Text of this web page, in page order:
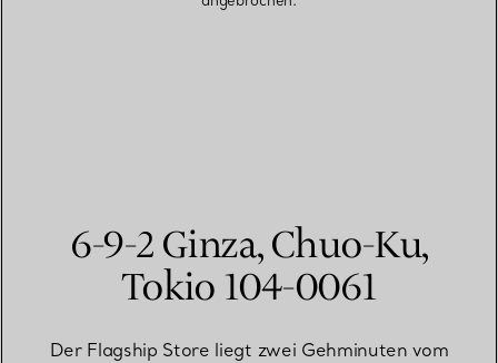
6-9-2 Ginza, Chuo-Ku,
Tokio 104-0061
Der Flagship Store liegt zwei Gehminuten vom